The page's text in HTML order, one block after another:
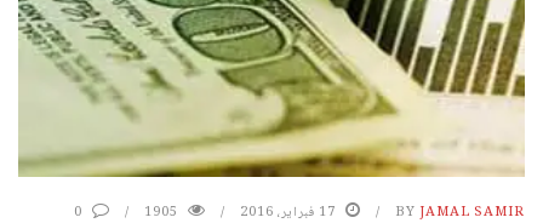
BY JAMAL SAMIR 17 فبراير، 2016 1905
0